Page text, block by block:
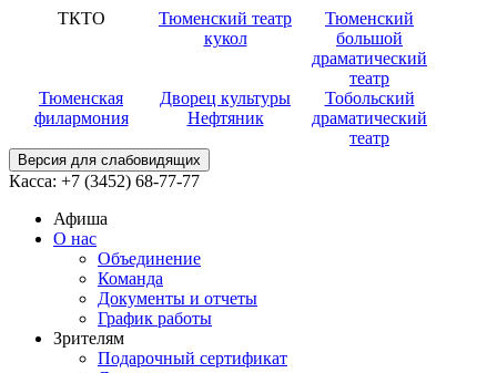
ТКТО
Тюменский театр
кукол
Тюменский
большой
драматический
театр
Тюменская
филармония
Дворец культуры
Нефтяник
Тобольский
драматический
театр
Версия для слабовидящих
Касса: +7 (3452) 68-77-77
Афиша
О нас
Объединение
Команда
Документы и отчеты
График работы
Зрителям
Подарочный сертификат